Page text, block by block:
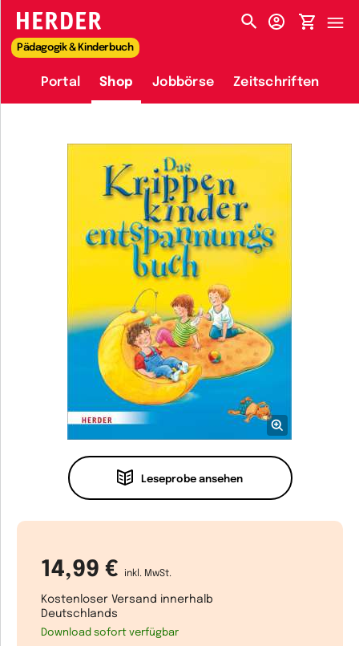
HERDER-MENÜ
Pädagogik & Kinderbuch
Portal Shop Jobbörse Zeitschriften
Leseprobe ansehen
14,99 € inkl. MwSt.
Kostenloser Versand innerhalb
Deutschlands
Download sofort verfügbar